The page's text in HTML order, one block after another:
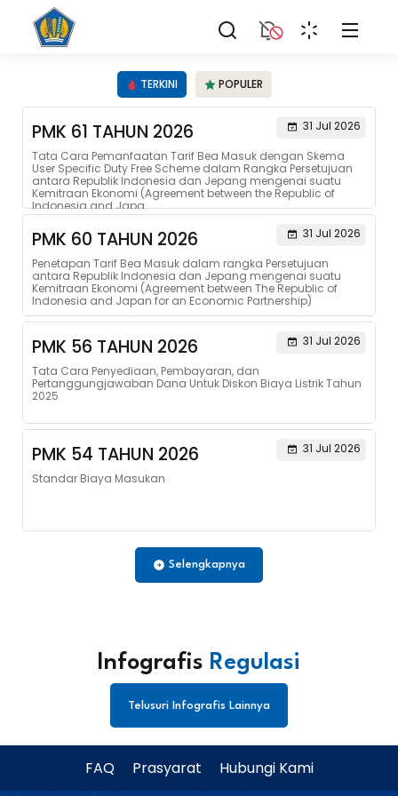
TERKINI POPULER
PMK 61 TAHUN 2026
31 Jul 2026
Tata Cara Pemanfaatan Tarif Bea Masuk dengan Skema
User Specific Duty Free Scheme dalam Rangka Persetujuan
antara Republik Indonesia dan Jepang mengenai suatu
Kemitraan Ekonomi (Agreement between the Republic of
Indonesia and Japa...
PMK 60 TAHUN 2026
31 Jul 2026
Penetapan Tarif Bea Masuk dalam rangka Persetujuan
antara Republik Indonesia dan Jepang mengenai suatu
Kemitraan Ekonomi (Agreement between The Republic of
Indonesia and Japan for an Economic Partnership)
PMK 56 TAHUN 2026
31 Jul 2026
Tata Cara Penyediaan, Pembayaran, dan
Pertanggungjawaban Dana Untuk Diskon Biaya Listrik Tahun
2025
PMK 54 TAHUN 2026
31 Jul 2026
Standar Biaya Masukan
Selengkapnya
Infografis Regulasi
Telusuri Infografis Lainnya
FAQ Prasyarat Hubungi Kami